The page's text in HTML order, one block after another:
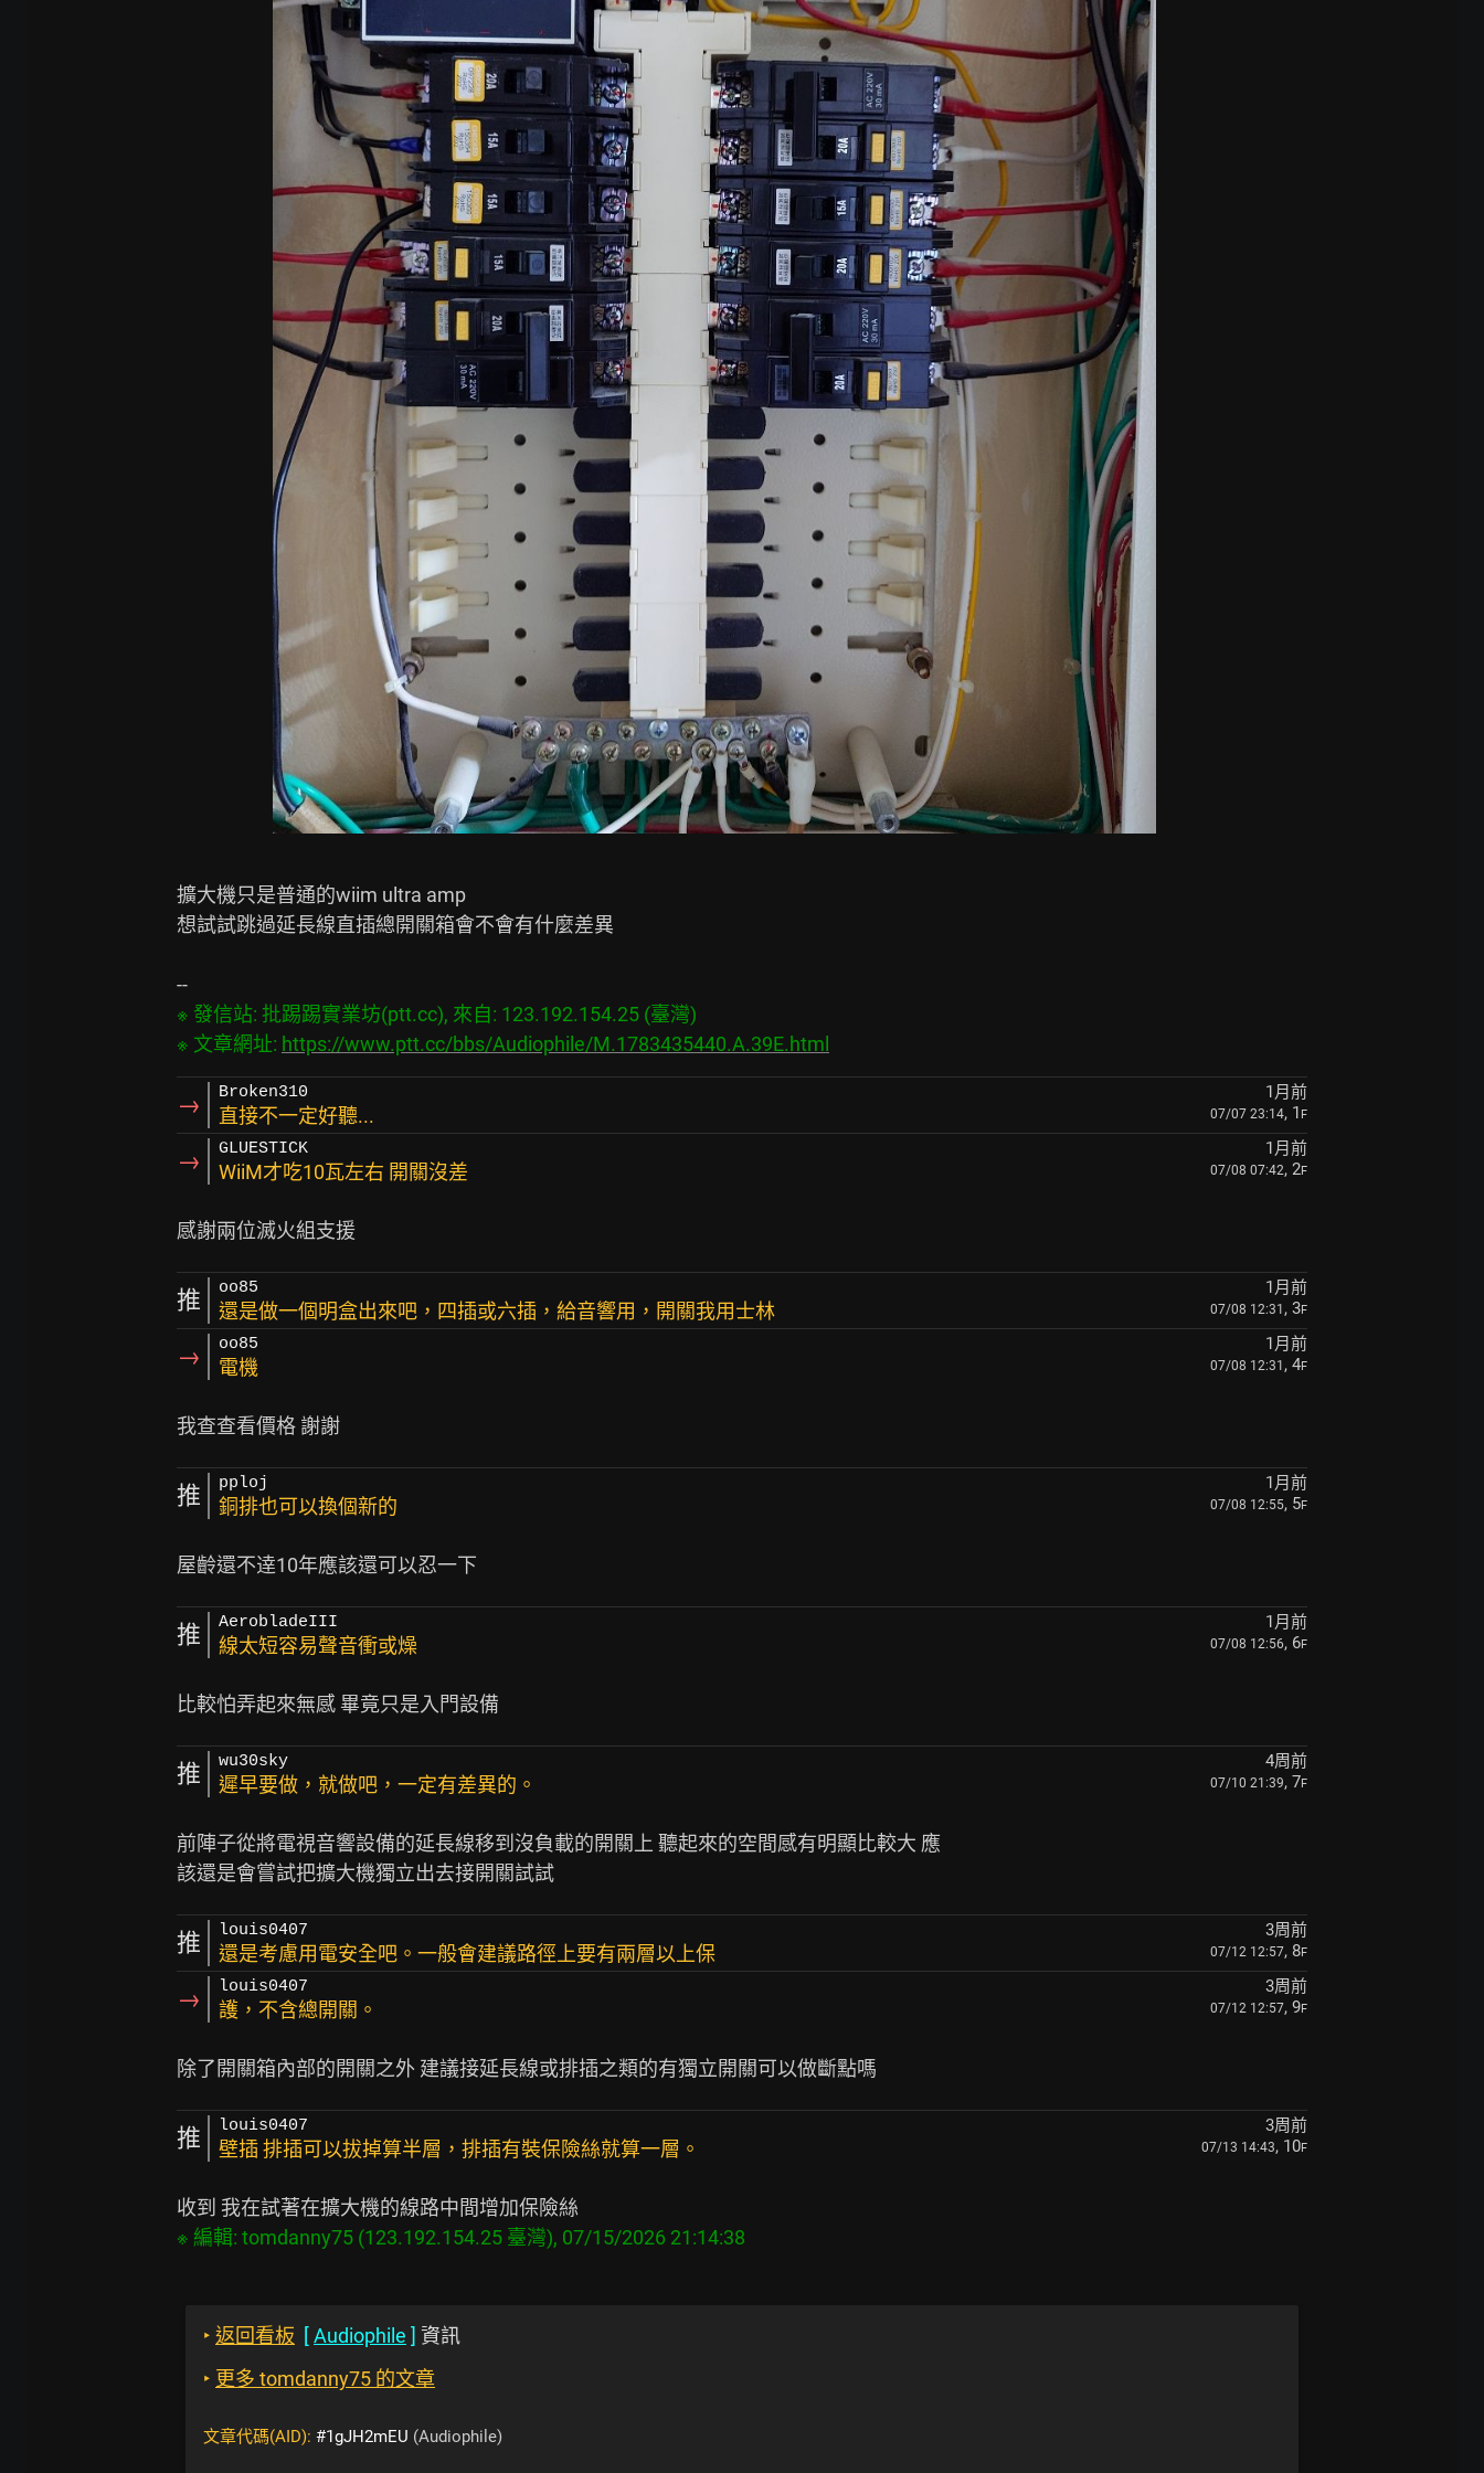
擴大機只是普通的wiim ultra amp
想試試跳過延長線直插總開關箱會不會有什麼差異
※ 發信站: 批踢踢實業坊(ptt.cc), 來自: 123.192.154.25 (臺灣)
※ 文章網址: https://www.ptt.cc/bbs/Audiophile/M.1783435440.A.39E.html
→ Broken310 1月前
直接不一定好聽... 07/07 23:14, 1 F
→ GLUESTICK 1月前
WiiM才吃10瓦左右 開關沒差 07/08 07:42, 2F
推 oo85 1月前
還是做一個明盒出來吧，四插或六插，給音響用，開關我用士林 07/08 12:31 , 3F
→ oo85 1月前
電機 07/08 12:31 , 4F
推 pploj 1月前
銅排也可以換個新的 07/08 12:55, 5F
推 AerobladeIII 1月前
線太短容易聲音衝或燥 07/08 12:56, 6F
推 wu30sky 4周前
遲早要做，就做吧，一定有差異的。 07/10 21:39, 7F
前陣子從將電視音響設備的延長線移到沒負載的開關上 聽起來的空間感有明顯比較大 應
推 louis0407 3周前
還是考慮用電安全吧。一般會建議路徑上要有兩層以上保 07/12 12:57, 8F
→ louis0407 3周前
護，不含總開關。 07/12 12:57, 9F
推 louis0407 3周前
壁插 排插可以拔掉算半層，排插有裝保險絲就算一層。 07/13 14:43, 10F
‣ 返回看板 [Audiophile ] 資訊
‣ 更多 tomdanny75 的文章
文章代碼(AID): #1gJH2mEU (Audiophile)